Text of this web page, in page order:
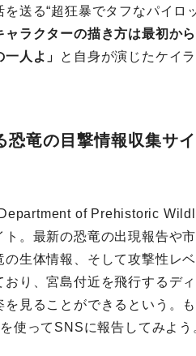
送る“超狂暴でタフなパイロ
ャラクターの描き方は最初か
人よ」
と自身が演じたケイ
恐竜の目撃情報収集サ
of Prehistoric
。最新の恐竜の出現報告や
生体情報、そして攻撃性レ
り、宮島付近を飛行するデ
見ることができるという。
使ってSNSに報告してみよう